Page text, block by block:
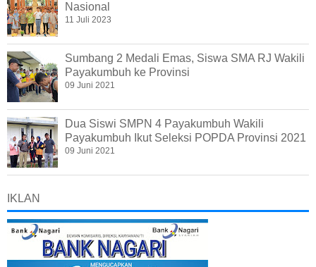
Nasional
11 Juli 2023
Sumbang 2 Medali Emas, Siswa SMA RJ Wakili
Payakumbuh ke Provinsi
09 Juni 2021
Dua Siswi SMPN 4 Payakumbuh Wakili
Payakumbuh Ikut Seleksi POPDA Provinsi 2021
09 Juni 2021
IKLAN